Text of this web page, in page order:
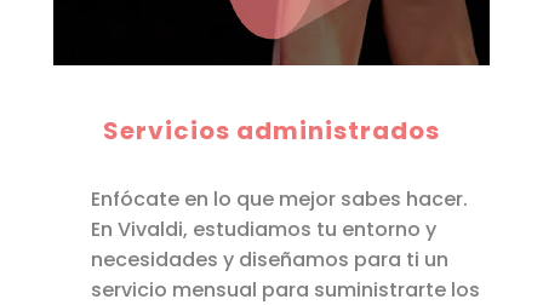
Servicios administrados
Enfócate en lo que mejor sabes hacer.
En Vivaldi, estudiamos tu entorno y
necesidades y diseñamos para ti un
servicio mensual para suministrarte los